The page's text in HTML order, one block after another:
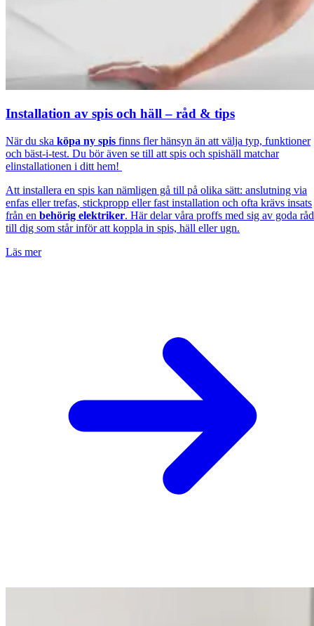
Installation av spis och häll – råd & tips
När du ska köpa ny spis finns fler hänsyn än att välja typ, funktioner
och bäst-i-test. Du bör även se till att spis och spishäll matchar
elinstallationen i ditt hem!
Att installera en spis kan nämligen gå till på olika sätt: anslutning via
enfas eller trefas, stickpropp eller fast installation och ofta krävs insats
från en behörig elektriker. Här delar våra proffs med sig av goda råd
till dig som står inför att koppla in spis, häll eller ugn.
Läs mer